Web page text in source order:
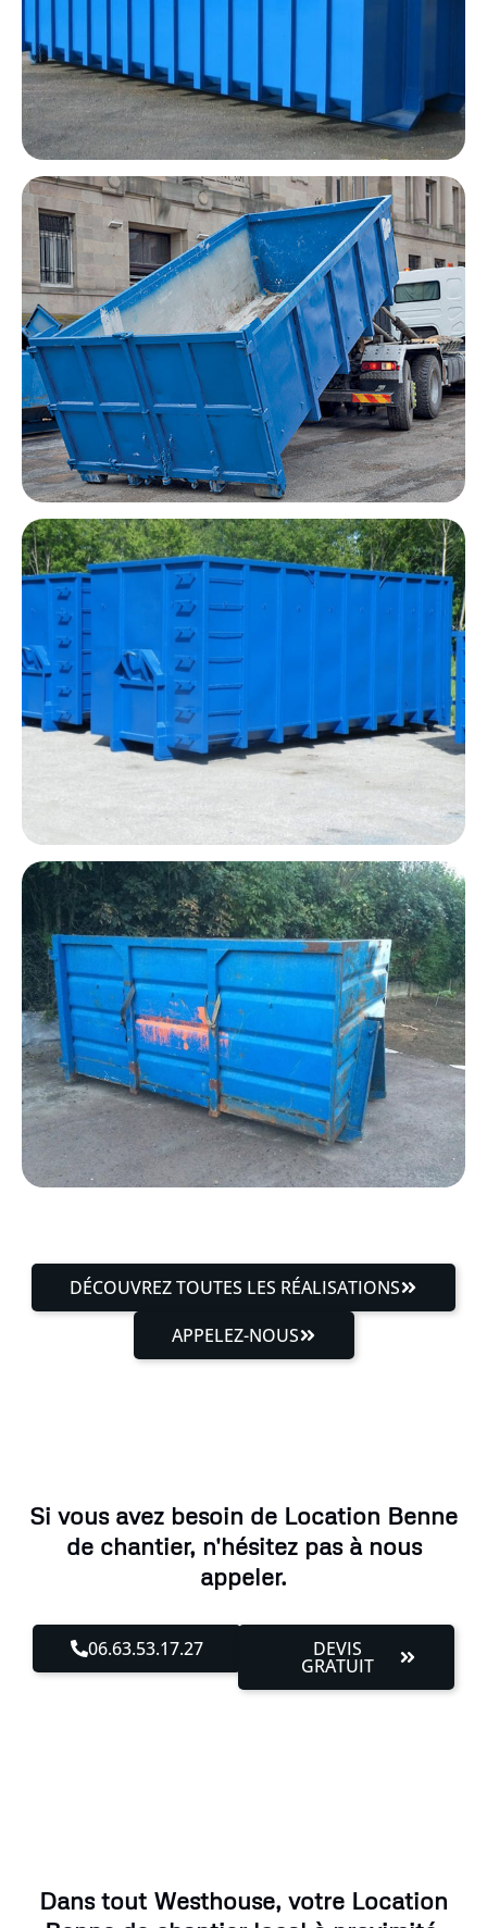
DÉCOUVREZ TOUTES LES RÉALISATIONS
APPELEZ-NOUS
Si vous avez besoin de Location Benne
de chantier, n'hésitez pas à nous
appeler.
06.63.53.17.27 DEVIS
GRATUIT
Dans tout Westhouse, votre Location